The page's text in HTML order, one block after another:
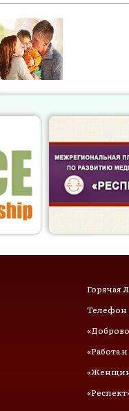
Горячая
Телефон
«Работа